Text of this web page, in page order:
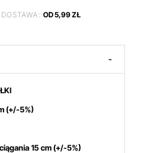
DOSTAWA: OD 5,99 ZŁ
-
(+/-5%)
15 cm (+/-5%)